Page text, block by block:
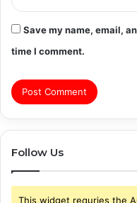
Save my name, email,
time I comment.
Follow Us
This widget requries the